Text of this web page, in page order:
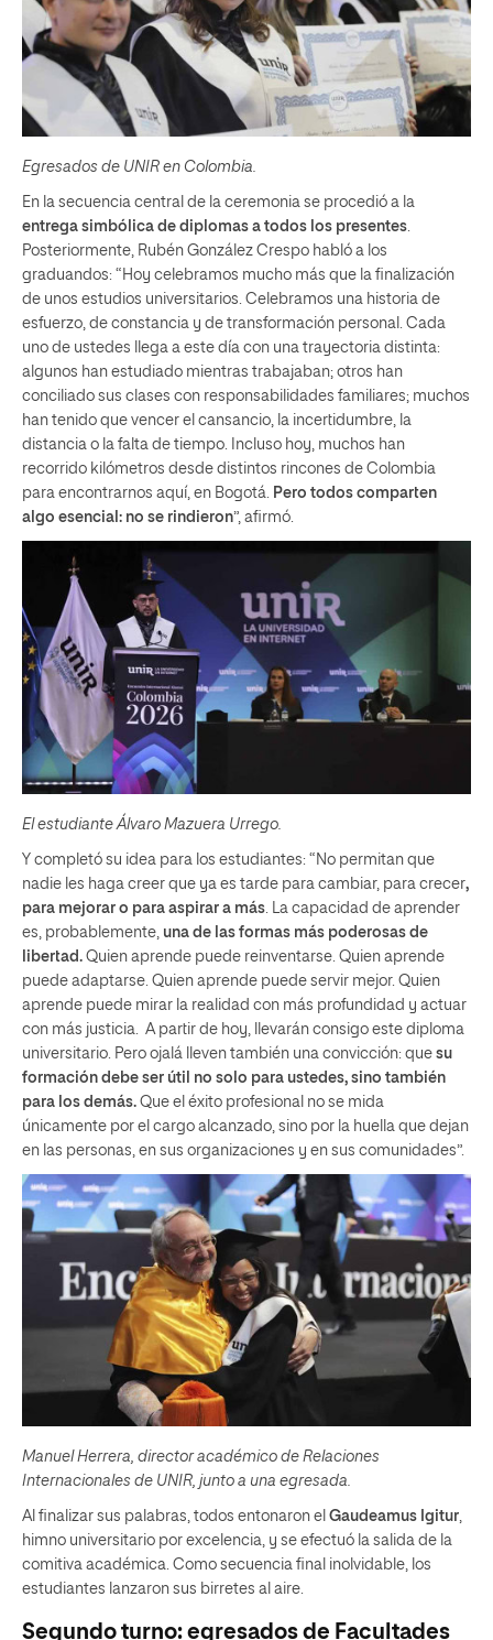
Egresados de UNIR en Colombia.
En la secuencia central de la ceremonia se procedió a la
entrega simbólica de diplomas a todos los presentes.
Posteriormente, Rubén González Crespo habló a los
graduandos: “Hoy celebramos mucho más que la finalización
de unos estudios universitarios. Celebramos una historia de
esfuerzo, de constancia y de transformación personal. Cada
uno de ustedes llega a este día con una trayectoria distinta:
algunos han estudiado mientras trabajaban; otros han
conciliado sus clases con responsabilidades familiares; muchos
han tenido que vencer el cansancio, la incertidumbre, la
distancia o la falta de tiempo. Incluso hoy, muchos han
recorrido kilómetros desde distintos rincones de Colombia
para encontrarnos aquí, en Bogotá. Pero todos comparten
algo esencial: no se rindieron”, afirmó.
El estudiante Álvaro Mazuera Urrego.
Y completó su idea para los estudiantes: “No permitan que
nadie les haga creer que ya es tarde para cambiar, para crecer,
para mejorar o para aspirar a más . La capacidad de aprender
es, probablemente, una de las formas más poderosas de
libertad. Quien aprende puede reinventarse. Quien aprende
puede adaptarse. Quien aprende puede servir mejor. Quien
aprende puede mirar la realidad con más profundidad y actuar
con más justicia. A partir de hoy, llevarán consigo este diploma
universitario. Pero ojalá lleven también una convicción: que su
formación debe ser útil no solo para ustedes, sino también
para los demás. Que el éxito profesional no se mida
únicamente por el cargo alcanzado, sino por la huella que dejan
en las personas, en sus organizaciones y en sus comunidades”.
Manuel Herrera, director académico de Relaciones
Internacionales de UNIR, junto a una egresada.
Al finalizar sus palabras, todos entonaron el Gaudeamus Igitur,
himno universitario por excelencia, y se efectuó la salida de la
comitiva académica. Como secuencia final inolvidable, los
estudiantes lanzaron sus birretes al aire.
Segundo turno: egresados de Facultades